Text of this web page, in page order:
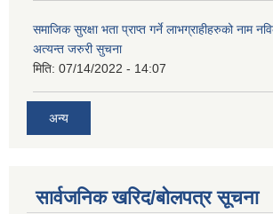
समाजिक सुरक्षा भता प्राप्त गर्ने लाभग्राहीहरुको नाम
अत्यन्त जरुरी सुचना
मिति: 07/14/2022 - 14:07
अन्य
सार्वजनिक खरिद/बोलपत्र सूचना